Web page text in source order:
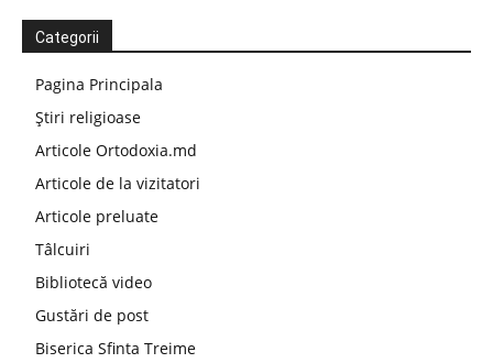
Categorii
Pagina Principala
Știri religioase
Articole Ortodoxia.md
Articole de la vizitatori
Articole preluate
Tâlcuiri
Bibliotecă video
Gustări de post
Biserica Sfinta Treime